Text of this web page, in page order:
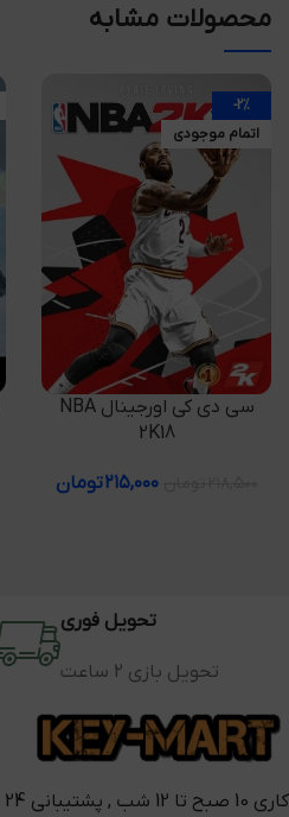
محصولات مشابه
-2%
اتمام موجودی
اطلاعات بیشتر
سی دی کی اورجینال NBA
2K18
۲۱۵,۰۰۰تومان
تحویل فوری
تحویل بازی 2 ساعت
کاری 10 صبح تا 12 شب , پشتیبانی 24